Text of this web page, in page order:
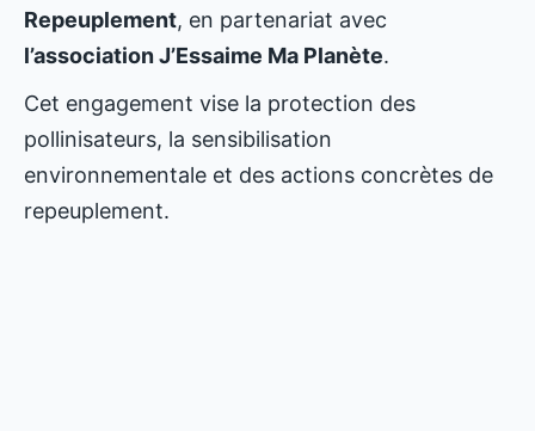
Repeuplement, en partenariat avec
l’association J’Essaime Ma Planète.
Cet engagement vise la protection des
pollinisateurs, la sensibilisation
environnementale et des actions concrètes de
repeuplement.